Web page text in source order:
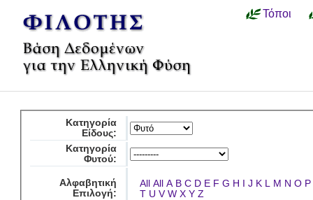
Τόποι
Κατηγορία
Είδους:
Κατηγορία
Φυτού:
Αλφαβητική
Επιλογή:
All All A B C D E F G H I J K L M N O P
T U V W X Y Z